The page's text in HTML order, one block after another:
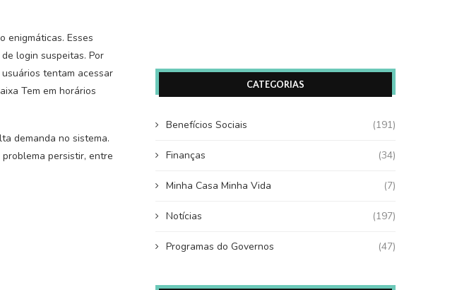
enigmáticas. Esses
login suspeitas. Por
tentam acessar
Tem em horários
demanda no sistema.
persistir, entre
CATEGORIAS
Benefícios Sociais (191)
Finanças (34)
Minha Casa Minha Vida (7)
Notícias (197)
Programas do Governos (47)